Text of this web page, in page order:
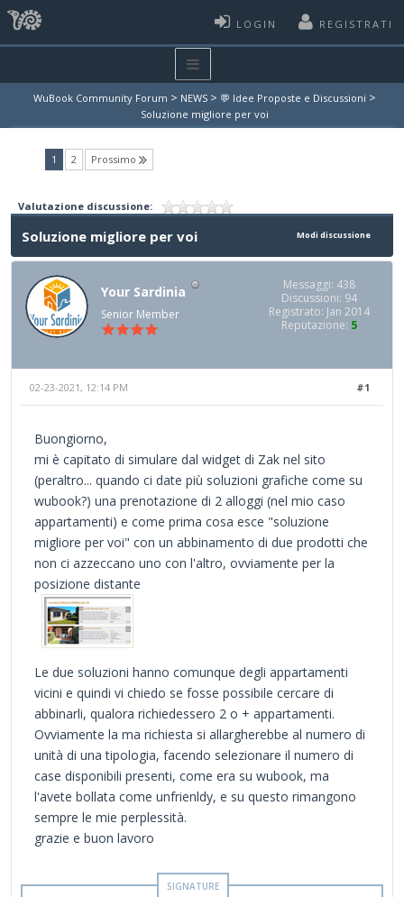
LOGIN REGISTRATI
WuBook Community Forum > NEWS > 💬 Idee Proposte e Discussioni >
Soluzione migliore per voi
1 (current)
2 Prossimo
Valutazione discussione:
Modi discussione
Soluzione migliore per voi
Your Sardinia
Senior Member
Messaggi: 438
Discussioni: 94
Registrato: Jan 2014
Reputazione: 5
#1
02-23-2021, 12:14 PM
Buongiorno,
mi è capitato di simulare dal widget di Zak nel sito
(peraltro... quando ci date più soluzioni grafiche come su
wubook?) una prenotazione di 2 alloggi (nel mio caso
appartamenti) e come prima cosa esce "soluzione
migliore per voi" con un abbinamento di due prodotti che
non ci azzeccano uno con l'altro, ovviamente per la
posizione distante
Le due soluzioni hanno comunque degli appartamenti
vicini e quindi vi chiedo se fosse possibile cercare di
abbinarli, qualora richiedessero 2 o + appartamenti.
Ovviamente la ma richiesta si allargherebbe al numero di
unità di una tipologia, facendo selezionare il numero di
case disponibili presenti, come era su wubook, ma
l'avete bollata come unfrienldy, e su questo rimangono
sempre le mie perplessità.
grazie e buon lavoro